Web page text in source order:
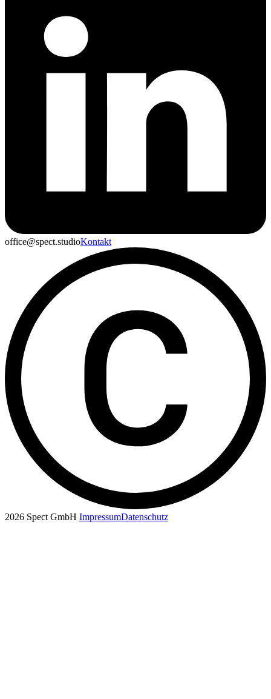
office@spect.studioKontakt
2026 Spect GmbH ImpressumDatenschutz